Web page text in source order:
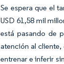
Se espera que el
USD 61,58 mil
está pasando de
atención al
entrenar e inferir